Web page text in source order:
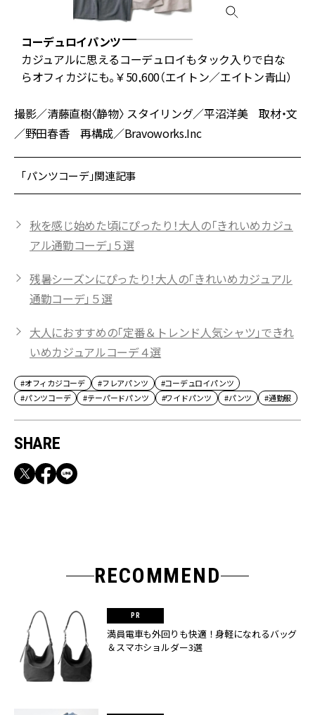
コーデュロイパンツ
カジュアルに思えるコーデュロイもタック入りで白な
らオフィカジにも。￥50,600（エイトン／エイトン青山）
撮影／清藤直樹〈静物〉 スタイリング／平沼洋美 取材・文
／野田春香 再構成／Bravoworks.Inc
「パンツコーデ」関連記事
秋を感じ始めた頃にぴったり！大人の「きれいめカジュ
アル通勤コーデ」５選
残暑シーズンにぴったり！大人の「きれいめカジュアル
通勤コーデ」５選
大人におすすめの「定番＆トレンド人気シャツ」できれ
いめカジュアルコーデ４選
#オフィカジコーデ #フレアパンツ
#コーデュロイパンツ
#パンツコーデ
#テーパードパンツ #ワイドパンツ #パンツ #通勤服
SHARE
RECOMMEND
満員電車も外回りも快適！身軽になれるバッグ
＆スマホショルダー3選